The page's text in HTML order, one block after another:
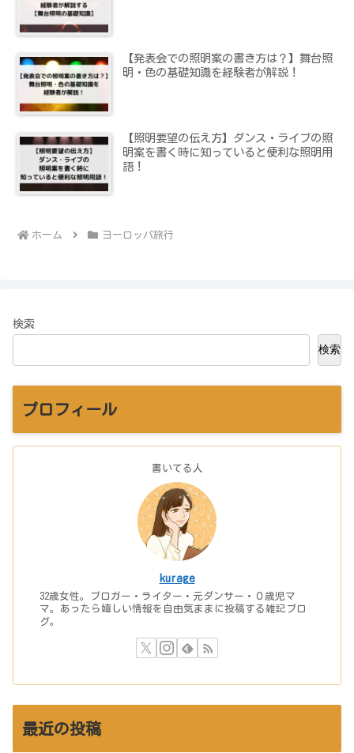
【発表会での照明案の書き方は？】舞台照
明・色の基礎知識を経験者が解説！
【照明要望の伝え方】ダンス・ライブの照
明案を書く時に知っていると便利な照明用
語！
ホーム ヨーロッパ旅行
検索
検索
プロフィール
書いてる人
kurage
32歳女性。ブロガー・ライター・元ダンサー・０歳児マ
マ。あったら嬉しい情報を自由気ままに投稿する雑記ブロ
グ。
最近の投稿